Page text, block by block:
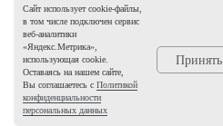
Сайт использует cookie-файлы,
в том числе подключен сервис
веб-аналитики
«Яндекс.Метрика»,
использующая cookie.
Оставаясь на нашем сайте,
Вы соглашаетесь с Политикой
конфиденциальности
персональных данных
Принять